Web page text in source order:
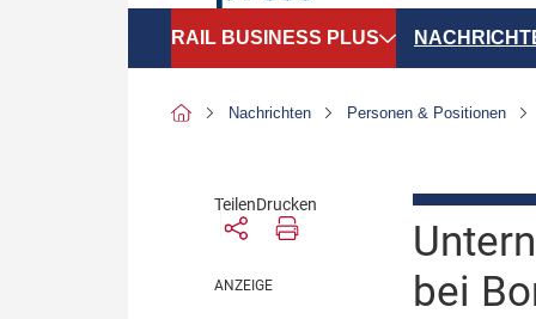
RAIL BUSINESS PLUS
SPNV-Marktdaten
Bilanzen
Recht
Personen
Betrieb &
Nachrichten Personen & Positionen
bei
TeilenDrucken